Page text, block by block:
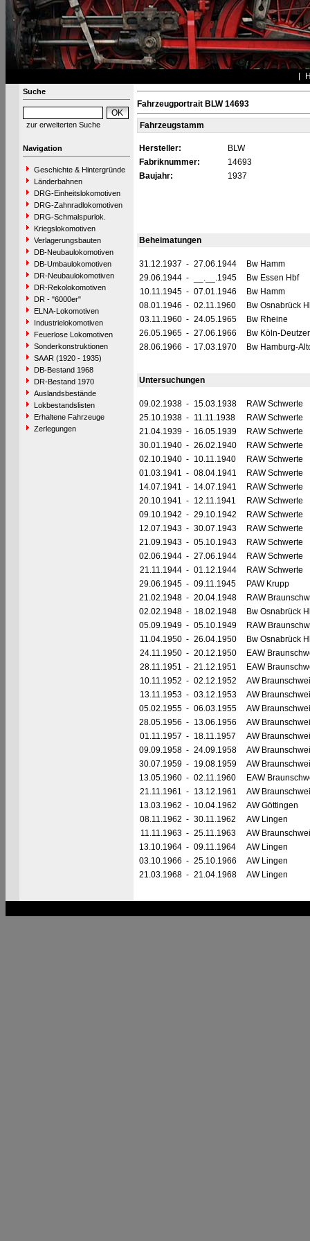
Suche
zur erweiterten Suche
Navigation
Geschichte & Hintergründe
Länderbahnen
DRG-Einheitslokomotiven
DRG-Zahnradlokomotiven
DRG-Schmalspurlok.
Kriegslokomotiven
Verlagerungsbauten
DB-Neubaulokomotiven
DB-Umbaulokomotiven
DR-Neubaulokomotiven
DR-Rekolokomotiven
DR - "6000er"
ELNA-Lokomotiven
Industrielokomotiven
Feuerlose Lokomotiven
Sonderkonstruktionen
SAAR (1920 - 1935)
DB-Bestand 1968
DR-Bestand 1970
Auslandsbestände
Lokbestandslisten
Erhaltene Fahrzeuge
Zerlegungen
Fahrzeugportrait BLW 14693
Fahrzeugstamm
Hersteller:
BLW
Fabriknummer:
14693
Baujahr:
1937
Beheimatungen
31.12.1937 - 27.06.1944
Bw Hamm
29.06.1944 - __.__.1945
Bw Essen Hbf
10.11.1945 - 07.01.1946
Bw Hamm
08.01.1946 - 02.11.1960
Bw Osnabrück
03.11.1960 - 24.05.1965
Bw Rheine
26.05.1965 - 27.06.1966
Bw Köln-
28.06.1966 - 17.03.1970 Bw Hamburg-
Untersuchungen
09.02.1938 - 15.03.1938
RAW Schwerte
25.10.1938 - 11.11.1938
RAW Schwerte
21.04.1939 - 16.05.1939
RAW Schwerte
30.01.1940 - 26.02.1940
RAW Schwerte
02.10.1940 - 10.11.1940
RAW Schwerte
01.03.1941 - 08.04.1941
RAW Schwerte
14.07.1941 - 14.07.1941
RAW Schwerte
20.10.1941 - 12.11.1941
RAW Schwerte
09.10.1942 - 29.10.1942
RAW Schwerte
12.07.1943 - 30.07.1943
RAW Schwerte
21.09.1943 - 05.10.1943
RAW Schwerte
02.06.1944 - 27.06.1944
RAW Schwerte
21.11.1944 - 01.12.1944
RAW Schwerte
29.06.1945 - 09.11.1945
PAW Krupp
21.02.1948 - 20.04.1948
RAW
02.02.1948 - 18.02.1948
Bw Osnabrück
05.09.1949 - 05.10.1949
RAW
11.04.1950 - 26.04.1950
Bw Osnabrück
24.11.1950 - 20.12.1950
EAW
28.11.1951 - 21.12.1951
EAW
10.11.1952 - 02.12.1952
AW
13.11.1953 - 03.12.1953
AW
05.02.1955 - 06.03.1955
AW
28.05.1956 - 13.06.1956
AW
01.11.1957 - 18.11.1957
AW
09.09.1958 - 24.09.1958
AW
30.07.1959 - 19.08.1959
AW
13.05.1960 - 02.11.1960
EAW
21.11.1961 - 13.12.1961
AW
13.03.1962 - 10.04.1962
AW Göttingen
08.11.1962 - 30.11.1962
AW Lingen
11.11.1963 - 25.11.1963
AW
13.10.1964 - 09.11.1964
AW Lingen
03.10.1966 - 25.10.1966
AW Lingen
21.03.1968 - 21.04.1968 AW Lingen